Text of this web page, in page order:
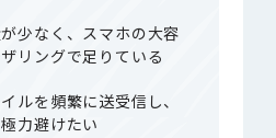
少なく、スマホの大容
リングで足りている
ルを頻繁に送受信し、
力避けたい